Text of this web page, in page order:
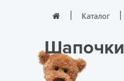
Каталог
Шапочки